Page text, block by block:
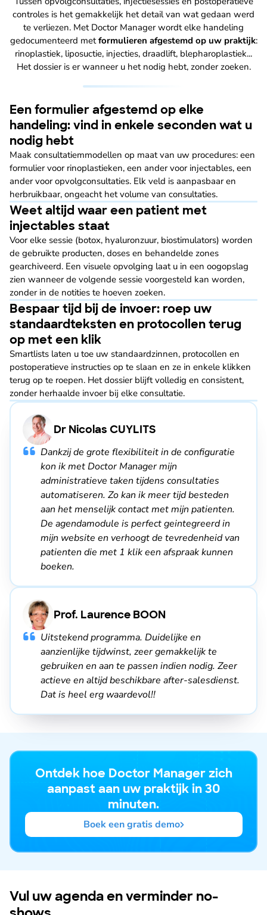
controles is het gemakkelijk het detail van wat gedaan werd
te verliezen. Met Doctor Manager wordt elke handeling
gedocumenteerd metformulieren afgestemd op uw praktijk:
rinoplastiek, liposuctie, injecties, draadlift, blepharoplastiek...
Het dossier is er wanneer u het nodig hebt, zonder zoeken.
Een formulier afgestemd op elke
handeling: vind in enkele seconden wat u
nodig hebt
Maak consultatiemmodellen op maat van uw procedures: een
formulier voor rinoplastieken, een ander voor injectables, een
ander voor opvolgconsultaties. Elk veld is aanpasbaar en
herbruikbaar, ongeacht het volume van consultaties.
Weet altijd waar een patient met
injectables staat
Voor elke sessie (botox, hyaluronzuur, biostimulators) worden
de gebruikte producten, doses en behandelde zones
gearchiveerd. Een visuele opvolging laat u in een oogopslag
zien wanneer de volgende sessie voorgesteld kan worden,
zonder in de notities te hoeven zoeken.
Bespaar tijd bij de invoer: roep uw
standaardteksten en protocollen terug
op met een klik
Smartlists laten u toe uw standaardzinnen, protocollen en
postoperatieve instructies op te slaan en ze in enkele klikken
terug op te roepen. Het dossier blijft volledig en consistent,
zonder herhaalde invoer bij elke consultatie.
Dr Nicolas CUYLITS
Dankzij de grote flexibiliteit in de configuratie
kon ik met Doctor Manager mijn
administratieve taken tijdens consultaties
automatiseren. Zo kan ik meer tijd besteden
aan het menselijk contact met mijn patienten.
De agendamodule is perfect geintegreerd in
mijn website en verhoogt de tevredenheid van
patienten die met 1 klik een afspraak kunnen
boeken.
Prof. Laurence BOON
Uitstekend programma. Duidelijke en
aanzienlijke tijdwinst, zeer gemakkelijk te
gebruiken en aan te passen indien nodig. Zeer
actieve en altijd beschikbare after-salesdienst.
Dat is heel erg waardevol!!
Ontdek hoe Doctor Manager zich
aanpast aan uw praktijk in 30
minuten.
Boek een gratis demo
Vul uw agenda en verminder no-